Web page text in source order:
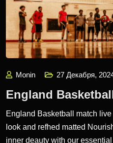
Monin 27 Декабря,
England
England Basketball match
look and refhed matted
inner deauty with our